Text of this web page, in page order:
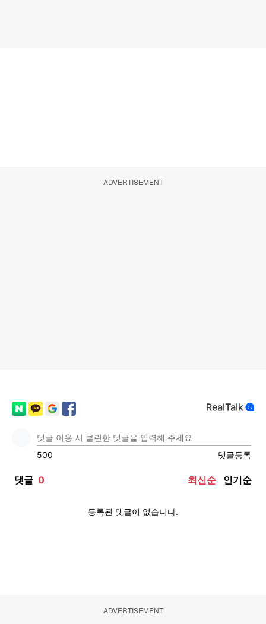
ADVERTISEMENT
ADVERTISEMENT